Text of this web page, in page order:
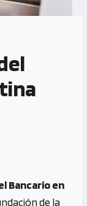
Bancario en
de la